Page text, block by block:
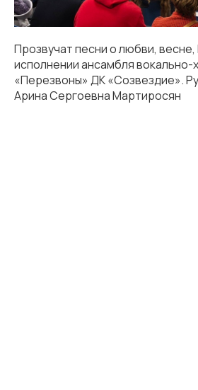
Прозвучат песни о любви,
исполнении ансамбля вокально-
«Перезвоны» ДК «Созвездие».
Арина Сергоевна Мартиросян